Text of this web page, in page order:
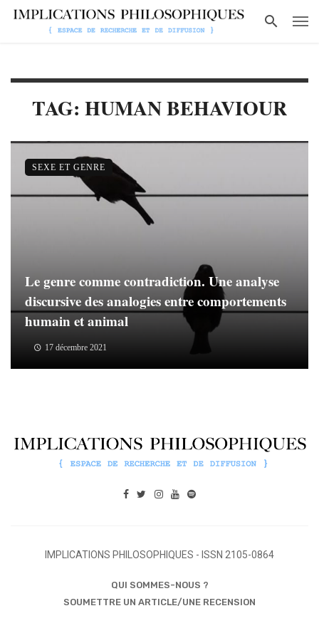
TAG: HUMAN BEHAVIOUR
Le genre comme contradiction. Une analyse
discursive des analogies entre comportements
humain et animal
17 décembre 2021
SEXE ET GENRE
IMPLICATIONS PHILOSOPHIQUES - ISSN 2105-0864
QUI SOMMES-NOUS ?
SOUMETTRE UN ARTICLE/UNE RECENSION